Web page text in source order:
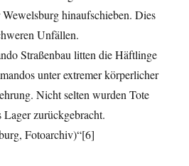
hinaufschieben. Dies
Unfällen.
Straßenbau litten die Häftlinge
unter extremer körperlicher
Nicht selten wurden Tote
zurückgebracht.
Fotoarchiv)“[6]